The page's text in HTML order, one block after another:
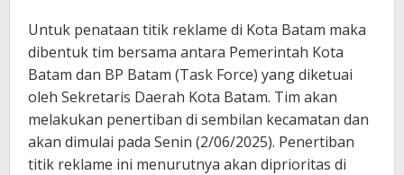
Untuk penataan titik reklame di Kota Batam maka
dibentuk tim bersama antara Pemerintah Kota
Batam dan BP Batam (Task Force) yang diketuai
oleh Sekretaris Daerah Kota Batam. Tim akan
melakukan penertiban di sembilan kecamatan dan
akan dimulai pada Senin (2/06/2025). Penertiban
titik reklame ini menurutnya akan diprioritas di